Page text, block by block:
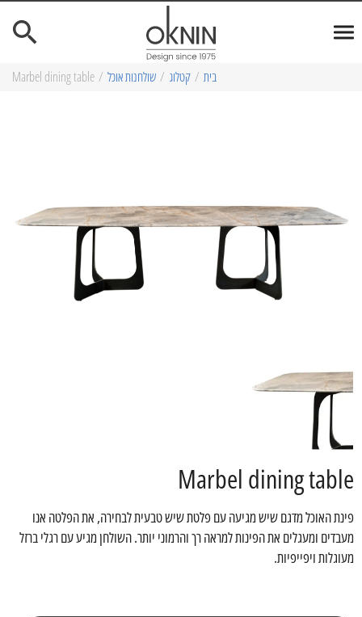
בית / קטלוג / שולחנות אוכל /
Marbel dining table
Marbel dining table
פינת האוכל מדגם שיש מגיעה עם פלטת שיש טבעית לבחירה, את הפלטה אנו
מעבדים ומעגלים את הפינות למראה רך והרמוני יותר. השולחן מגיע עם רגלי ברזל
מעוגלות ויפייפיות.